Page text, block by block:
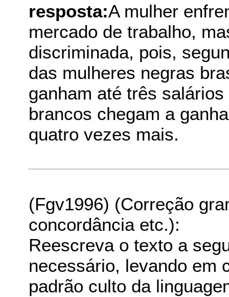
resposta:A mulher
mercado de trabalho,
discriminada, pois,
das mulheres negras
ganham até três
brancos chegam a
quatro vezes mais.
(Fgv1996) (Correção
concordância etc.):
Reescreva o texto a
necessário, levando em
padrão culto da